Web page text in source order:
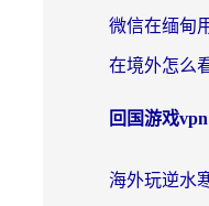
回国游戏vpn